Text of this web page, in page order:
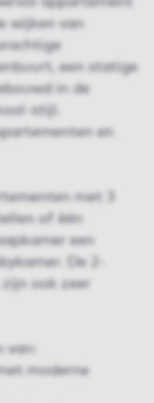
wijken van
een statige
in de
stijl.
en
met 3
of één
een
De 2-
ook zeer
van:
moderne